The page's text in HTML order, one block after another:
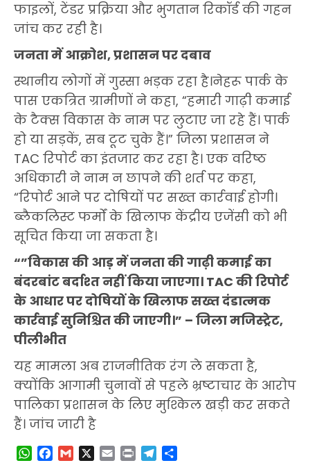
फाइलों, टेंडर प्रक्रिया और भुगतान रिकॉर्ड की गहन
जांच कर रही है।
जनता में आक्रोश, प्रशासन पर दबाव
स्थानीय लोगों में गुस्सा भड़क रहा है।नेहरू पार्क के
पास एकत्रित ग्रामीणों ने कहा, “हमारी गाढ़ी कमाई
के टैक्स विकास के नाम पर लुटाए जा रहे हैं। पार्क
हो या सड़कें, सब टूट चुके हैं।” जिला प्रशासन ने
TAC रिपोर्ट का इंतजार कर रहा है। एक वरिष्ठ
अधिकारी ने नाम न छापने की शर्त पर कहा,
“रिपोर्ट आने पर दोषियों पर सख्त कार्रवाई होगी।
ब्लैकलिस्ट फर्मों के खिलाफ केंद्रीय एजेंसी को भी
सूचित किया जा सकता है।
“”विकास की आड़ में जनता की गाढ़ी कमाई का
बंदरबांट बर्दाश्त नहीं किया जाएगा। TAC की रिपोर्ट
के आधार पर दोषियों के खिलाफ सख्त दंडात्मक
कार्रवाई सुनिश्चित की जाएगी।” – जिला मजिस्ट्रेट,
पीलीभीत
यह मामला अब राजनीतिक रंग ले सकता है,
क्योंकि आगामी चुनावों से पहले भ्रष्टाचार के आरोप
पालिका प्रशासन के लिए मुश्किल खड़ी कर सकते
हैं। जांच जारी है
WhatsApp
Facebook
Gmail EmailPrint Telegram